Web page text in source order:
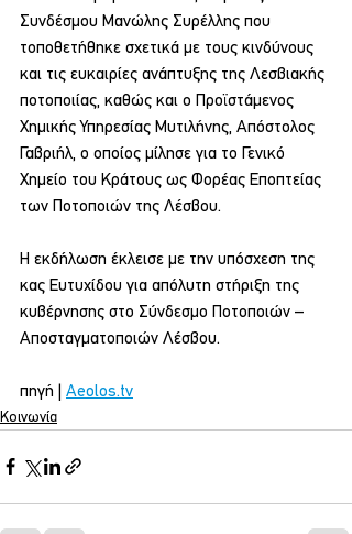
Συνδέσμου Μανώλης Συρέλλης που
τοποθετήθηκε σχετικά με τους κινδύνους
και τις ευκαιρίες ανάπτυξης της Λεσβιακής
ποτοποιίας, καθώς και ο Προϊστάμενος
Χημικής Υπηρεσίας Μυτιλήνης, Απόστολος
Γαβριήλ, ο οποίος μίλησε για το Γενικό
Χημείο του Κράτους ως Φορέας Εποπτείας
των Ποτοποιών της Λέσβου.
Η εκδήλωση έκλεισε με την υπόσχεση της
κας Ευτυχίδου για απόλυτη στήριξη της
κυβέρνησης στο Σύνδεσμο Ποτοποιών –
Αποσταγματοποιών Λέσβου.
πηγή | Aeolos.tv
Κοινωνία